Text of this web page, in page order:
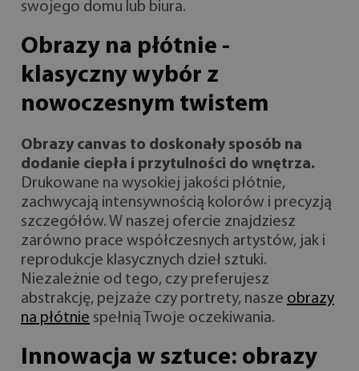
swojego domu lub biura.
Obrazy na płótnie -
klasyczny wybór z
nowoczesnym twistem
Obrazy canvas to doskonały sposób na
dodanie ciepła i przytulności do wnętrza.
Drukowane na wysokiej jakości płótnie,
zachwycają intensywnością kolorów i precyzją
szczegółów. W naszej ofercie znajdziesz
zarówno prace współczesnych artystów, jak i
reprodukcje klasycznych dzieł sztuki.
Niezależnie od tego, czy preferujesz
abstrakcję, pejzaże czy portrety, nasze obrazy
na płótnie spełnią Twoje oczekiwania.
Innowacja w sztuce: obrazy